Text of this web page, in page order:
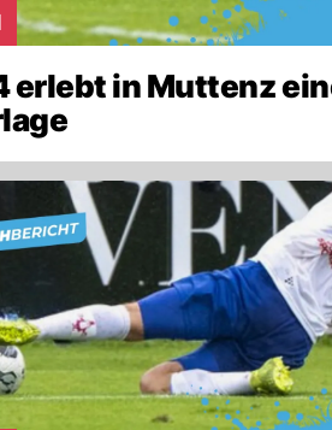
erlebt in Muttenz